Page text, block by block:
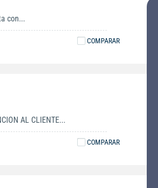
con...
COMPARAR
AL CLIENTE...
COMPARAR